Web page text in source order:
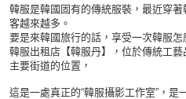
韓服是韓國固有的傳統服裝，最近穿
客越來越多。
要是來韓國旅行的話，享受一次韓服怎
韓服出租店【韓服丹】，位於傳統工
主要街道的位置，
這是一處真正的“韓服攝影工作室”，是